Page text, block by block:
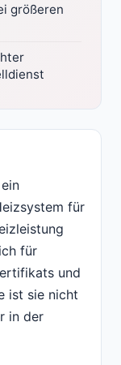
größeren
für
für
und
ist sie nicht
in der